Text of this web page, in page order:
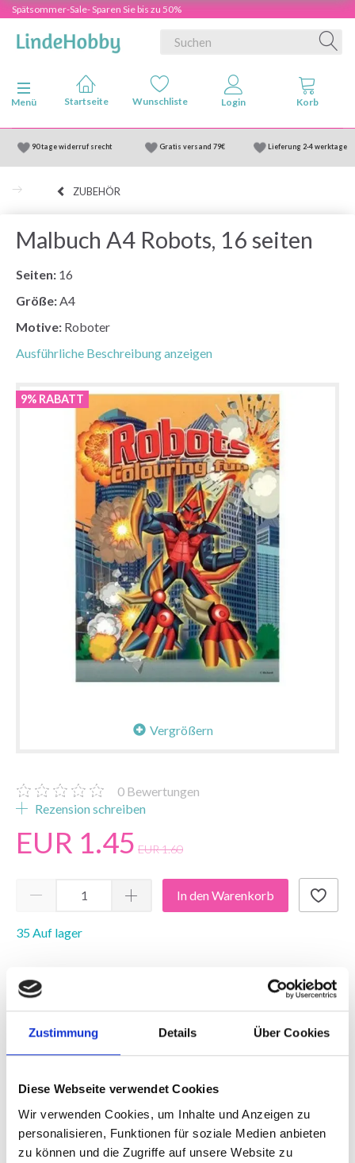
Zustimmung Details Über Cookies
Diese Webseite verwendet Cookies
Wir verwenden Cookies, um Inhalte und Anzeigen zu
personalisieren, Funktionen für soziale Medien anbieten
zu können und die Zugriffe auf unsere Website zu
Spätsommer-Sale- Sparen Sie bis zu 50%
Anzeige ändern
Menü
90 tage widerruf srecht Gratis versand 79€ Lieferung 2-4 werktage
ZUBEHÖR
Malbuch A4 Robots, 16 seiten
Seiten: 16
Größe: A4
Motive: Roboter
Ausführliche Beschreibung anzeigen
9% RABATT
Vergrößern
0 Bewertungen
Rezension schreiben
EUR 1.45 EUR 1.60
In den Warenkorb
35 Auf lager
9% RABATT
ARTIKEL BESCHREIBUNG BEWERTUNGEN
Malbuch A4 Robots, 16 seiten
Schönes Malbuch für Kinder mit verschiedenen Motiven
Mit diesen Arbeitsblättern erhalten Sie kreative Farben, die
Spaß machen und gleichzeitig entspannend wirken.